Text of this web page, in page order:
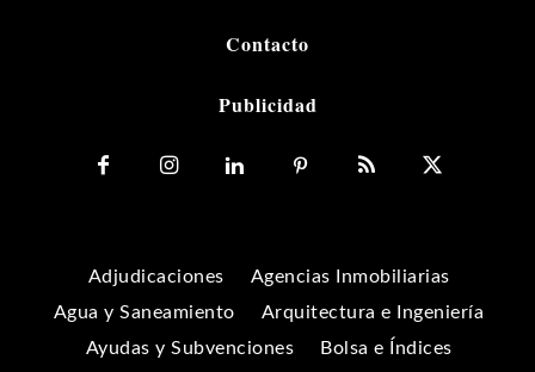
Contacto
Publicidad
Adjudicaciones
Agencias Inmobiliarias
Agua y Saneamiento
Arquitectura e Ingeniería
Ayudas y Subvenciones
Bolsa e Índices